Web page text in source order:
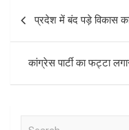
navigation
प्रदेश में बंद पड़े विकास
कांग्रेस पार्टी का फट्टा